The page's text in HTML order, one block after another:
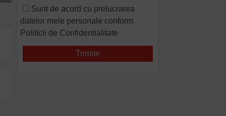
Sunt de acord cu prelucrarea
datelor mele personale conform
Politicii de Confidentialitate